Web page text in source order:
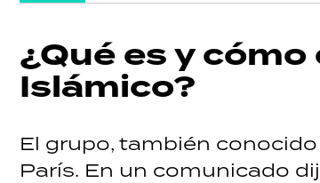
¿Qué es y
Islámico?
El grupo, también
París. En un comunicado